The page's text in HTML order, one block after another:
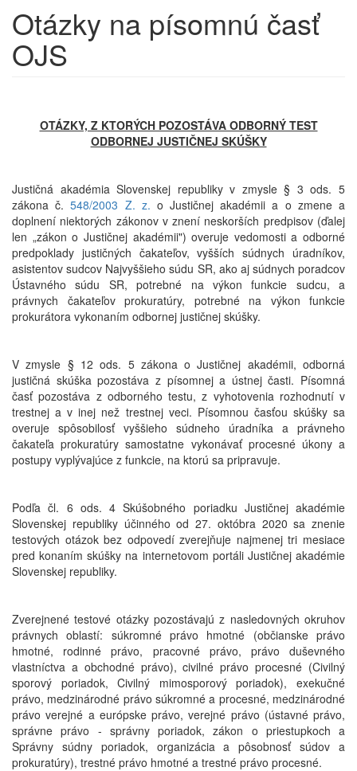
Otázky na písomnú časť
OJS
OTÁZKY, Z KTORÝCH POZOSTÁVA ODBORNÝ TEST
ODBORNEJ JUSTIČNEJ SKÚŠKY
Justičná akadémia Slovenskej republiky v zmysle § 3 ods. 5
zákona č.548/2003 Z. z. o Justičnej akadémii a o zmene a
doplnení niektorých zákonov v znení neskorších predpisov (ďalej
len „zákon o Justičnej akadémii") overuje vedomosti a odborné
predpoklady justičných čakateľov, vyšších súdnych úradníkov,
asistentov sudcov Najvyššieho súdu SR, ako aj súdnych poradcov
Ústavného súdu SR, potrebné na výkon funkcie sudcu, a
právnych čakateľov prokuratúry, potrebné na výkon funkcie
prokurátora vykonaním odbornej justičnej skúšky.
V zmysle § 12 ods. 5 zákona o Justičnej akadémii, odborná
justičná skúška pozostáva z písomnej a ústnej časti. Písomná
časť pozostáva z odborného testu, z vyhotovenia rozhodnutí v
trestnej a v inej než trestnej veci. Písomnou časťou skúšky sa
overuje spôsobilosť vyššieho súdneho úradníka a právneho
čakateľa prokuratúry samostatne vykonávať procesné úkony a
postupy vyplývajúce z funkcie, na ktorú sa pripravuje.
Podľa čl. 6 ods. 4 Skúšobného poriadku Justičnej akadémie
Slovenskej republiky účinného od 27. októbra 2020 sa znenie
testových otázok bez odpovedí zverejňuje najmenej tri mesiace
pred konaním skúšky na internetovom portáli Justičnej akadémie
Slovenskej republiky.
Zverejnené testové otázky pozostávajú z nasledovných okruhov
právnych oblastí: súkromné právo hmotné (občianske právo
hmotné, rodinné právo, pracovné právo, právo duševného
vlastníctva a obchodné právo), civilné právo procesné (Civilný
sporový poriadok, Civilný mimosporový poriadok), exekučné
právo, medzinárodné právo súkromné a procesné, medzinárodné
právo verejné a európske právo, verejné právo (ústavné právo,
správne právo - správny poriadok, zákon o priestupkoch a
Správny súdny poriadok, organizácia a pôsobnosť súdov a
prokuratúry), trestné právo hmotné a trestné právo procesné.